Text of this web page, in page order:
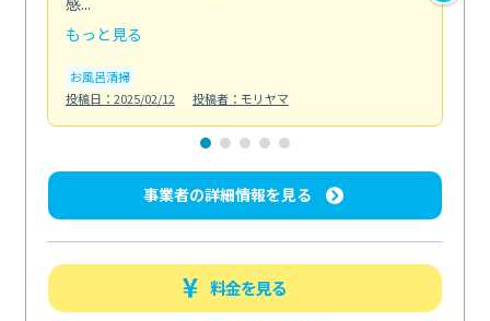
もっと見る
お風呂清掃
投稿日：2025/02/12
投稿者：モリヤマ
事業者の詳細情報を見る
料金を見る